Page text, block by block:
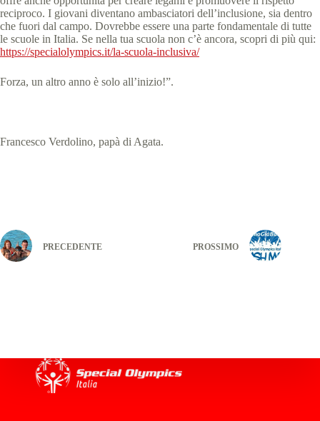
reciproco. I giovani diventano ambasciatori dell’inclusione, sia dentro
che fuori dal campo. Dovrebbe essere una parte fondamentale di tutte
le scuole in Italia. Se nella tua scuola non c’è ancora, scopri di più qui:
https://specialolympics.it/la-scuola-inclusiva/
Forza, un altro anno è solo all’inizio!”.
Francesco Verdolino, papà di Agata.
PRECEDENTE PROSSIMO